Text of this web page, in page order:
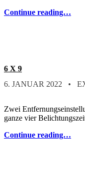
Continue reading…
6 X 9
POSTED ON:
6. JANUAR 2022
Zwei
ganze vier
Continue reading…